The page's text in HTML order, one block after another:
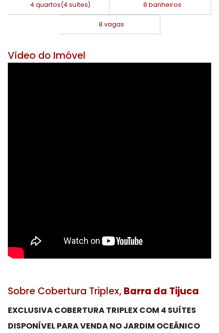
4 quartos(4 suítes) 8 banheiros
8 vagas
Vídeo do Imóvel
Sobre Cobertura Triplex, Barra da Tijuca
EXCLUSIVA COBERTURA TRIPLEX COM 4 SUÍTES
DISPONÍVEL PARA VENDA NO JARDIM OCEÂNICO